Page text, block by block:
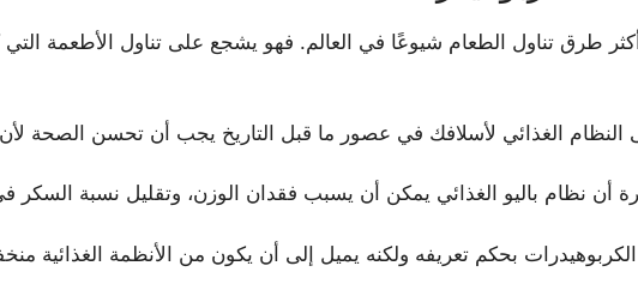
أكثر طرق تناول الطعام شيوعًا في العالم. فهو يشجع على تناول الأطعمة
النظام الغذائي لأسلافك في عصور ما قبل التاريخ يجب أن تحسن الصحة
أن نظام باليو الغذائي يمكن أن يسبب فقدان الوزن، وتقليل نسبة
بحكم تعريفه ولكنه يميل إلى أن يكون من الأنظمة الغذائية